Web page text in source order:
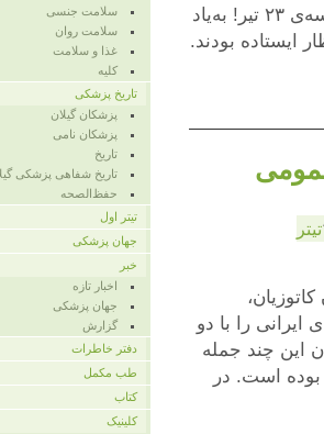
در تهران، روز انتخابات انجمن پزشکان عمومی ایران دیدم؛ همان حماسه‌ی ۲۳ تیر! به‌یاد
ایستاده بودند.
تیتر
ایرانی را با دو
این چند جمله
بوده‌ است‌. در
سلامت جنسی
سلامت روان
غذا و سلامت
کلیه
تاریخ پزشکی
پزشکان گیلان
پزشکان نامی
تاریخ
تاریخ شفاهی پزشکی
حفظ‌الصحه
تیتر اول
جهان پزشکی
خبر
اخبار تازه
جهان پزشکی
گزارش
دفتر خاطرات
طب مکمل
کتاب
کلینیک